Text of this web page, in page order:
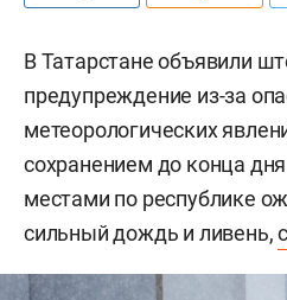
В Татарстане объявили
предупреждение из-за
метеорологических
сохранением до конца
местами по республике
сильный дождь и ливень,